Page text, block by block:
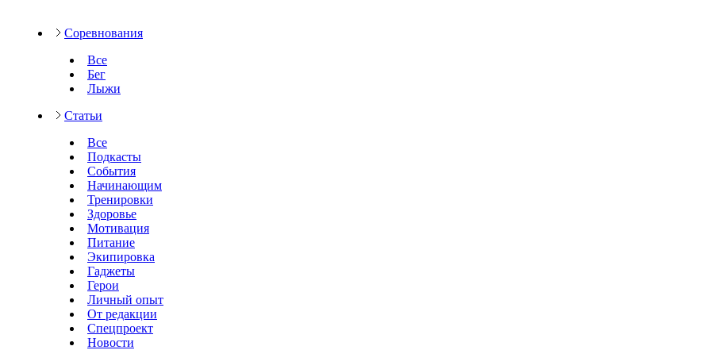
Соревнования
Все
Бег
Лыжи
Статьи
Все
Подкасты
События
Начинающим
Тренировки
Здоровье
Мотивация
Питание
Экипировка
Гаджеты
Герои
Личный опыт
От редакции
Спецпроект
Новости